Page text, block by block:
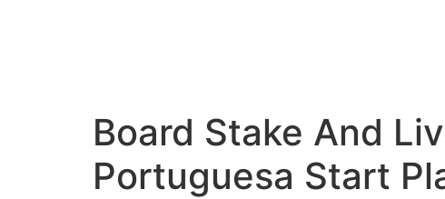
Board Stake And
Portuguesa Start